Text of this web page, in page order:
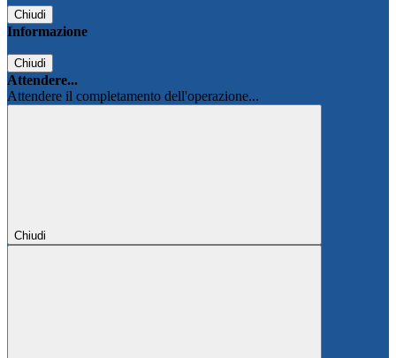
Chiudi
Informazione
Chiudi
Attendere...
Attendere il completamento dell'operazione...
Chiudi